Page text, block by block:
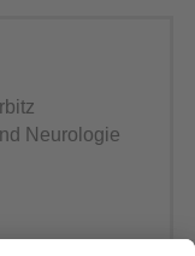
Neurologie